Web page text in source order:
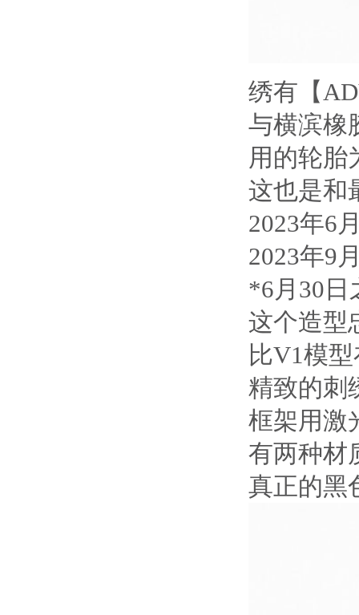
绣有【
与横滨橡
用的轮胎
这也是和
2023年6
2023年9
*6月30日
这个造型
比V1模
精致的刺
框架用激
有两种材
真正的黑